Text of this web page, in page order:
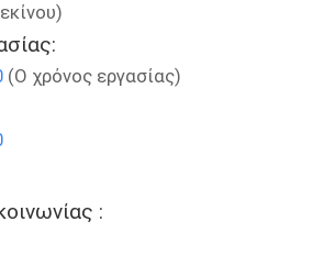
(Ο χρόνος εργασίας)
: